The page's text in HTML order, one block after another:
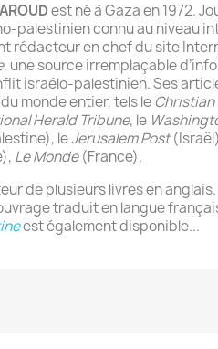
est né à Gaza en 1972.
palestinien connu au niveau
rédacteur en chef du site
, une source irremplaçable
israélo-palestinien. Ses
monde entier, tels le
Herald Tribune, le
leJerusalem Post
Le Monde(France).
de plusieurs livres en
traduit en langue
est également disponible...